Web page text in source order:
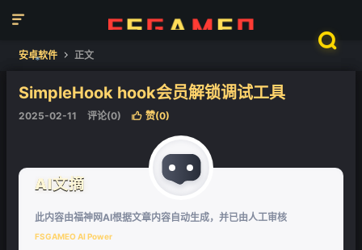


安卓软件  正文
SimpleHook hook会员解锁调试工具
2025-02-11 评论(0)  赞(0)
AI文摘
此内容由福神网AI根据文章内容自动生成，并已由人工审核
FSGAMEO AI Power